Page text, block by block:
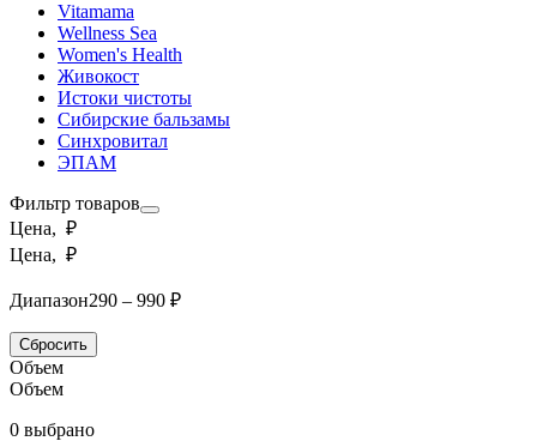
Vitamama
Wellness Sea
Women's Health
Живокост
Истоки чистоты
Сибирские бальзамы
Синхровитал
ЭПАМ
Фильтр товаров
Цена, ₽
Цена, ₽
Диапазон290 – 990 ₽
Сбросить
Объем
Объем
0 выбрано